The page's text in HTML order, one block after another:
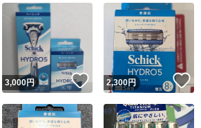
ね！
3,000円 いいね！
2,300円